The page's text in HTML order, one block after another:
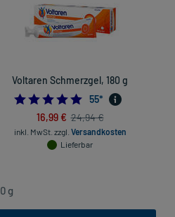
Voltaren Schmerzgel, 180 g
4.872727272727273
55*
16,99 € 24,94 €
inkl. MwSt. zzgl. Versandkosten
Lieferbar